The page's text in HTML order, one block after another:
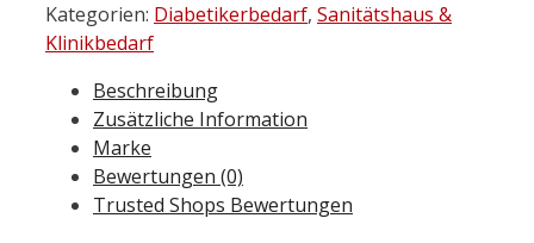
plus
Pen-
mm
100
Menge
Kategorien: Diabetikerbedarf, Sanitätshaus &
Klinikbedarf
Beschreibung
Zusätzliche Information
Marke
Bewertungen (0)
Trusted Shops Bewertungen